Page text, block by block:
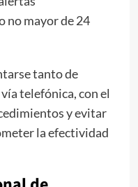
no mayor de 24
tanto de
telefónica, con el
y evitar
la efectividad